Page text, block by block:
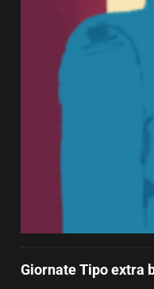
Giornate Tipo extra